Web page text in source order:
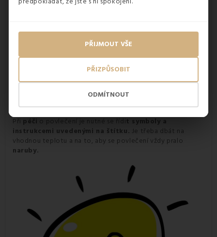
ODMÍTNOUT
PŘIZPŮSOBIT
PŘIJMOUT VŠE
Péče o povlečení na postel
Při péči
instrukcemi uvedenými na štítku. Je třeba dbát na
vhodnou teplotu a na to, aby se povlečení vždy pralo
naruby.